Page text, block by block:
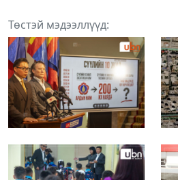
Төстэй мэдээллүүд: